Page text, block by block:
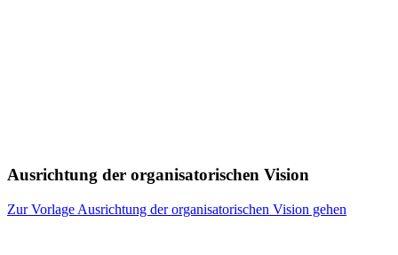
Ausrichtung der organisatorischen Vision
Zur Vorlage Ausrichtung der organisatorischen Vision gehen